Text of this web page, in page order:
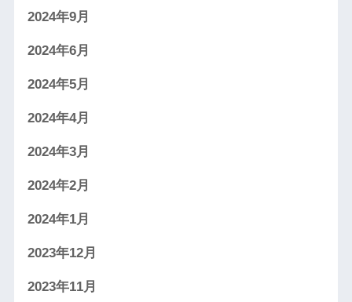
2024年9月
2024年6月
2024年5月
2024年4月
2024年3月
2024年2月
2024年1月
2023年12月
2023年11月